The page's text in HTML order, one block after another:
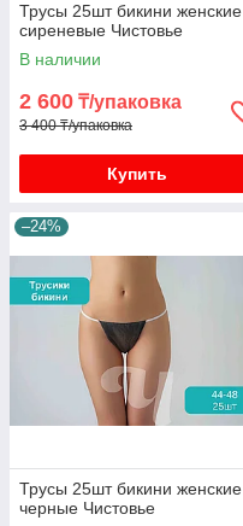
Трусы 25шт бикини женские
сиреневые Чистовье
В наличии
2 600 ₸/упаковка
3 400 ₸/упаковка
Купить
–24%
Трусы 25шт бикини женские
черные Чистовье